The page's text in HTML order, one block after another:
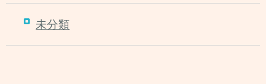
未分類